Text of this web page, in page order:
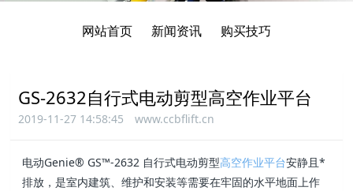
网站首页 新闻资讯 购买技巧
GS-2632自行式电动剪型高空作业平台
2019-11-27 14:58:45 www.ccbflift.cn
电动Genie® GS™-2632 自行式电动剪型高空作业平台安静且*
排放，是室内建筑、维护和安装等需要在牢固的水平地面上作